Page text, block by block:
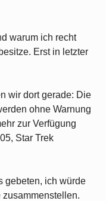
warum ich recht
Erst in letzter
wir dort gerade: Die
ohne Warnung
zur Verfügung
Star Trek
gebeten, ich würde